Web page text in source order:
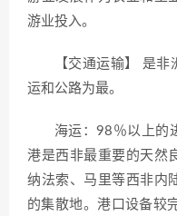
游业投入。
【交通运输】 是
运和公路为最。
海运：98％以上的
港是西非最重要的天然
纳法索、马里等西非内
的集散地。港口设备较